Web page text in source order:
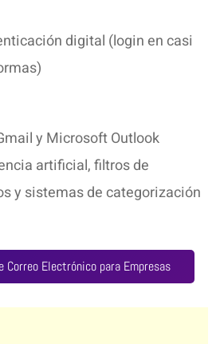
digital (login en casi
y Microsoft Outlook
artificial, filtros de
y sistemas de categorización
Correo Electrónico para Empresas